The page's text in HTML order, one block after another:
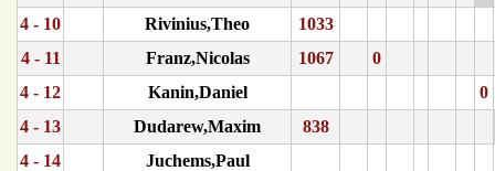
4 - 10
Rivinius,Theo
1033
4 - 11
Franz,Nicolas 1067
0
4 - 12
Kanin,Daniel
0
4 - 13
Dudarew,Maxim
838
4 - 14
Juchems,Paul